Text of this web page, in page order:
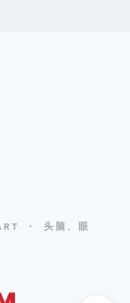
· 头脑、眼